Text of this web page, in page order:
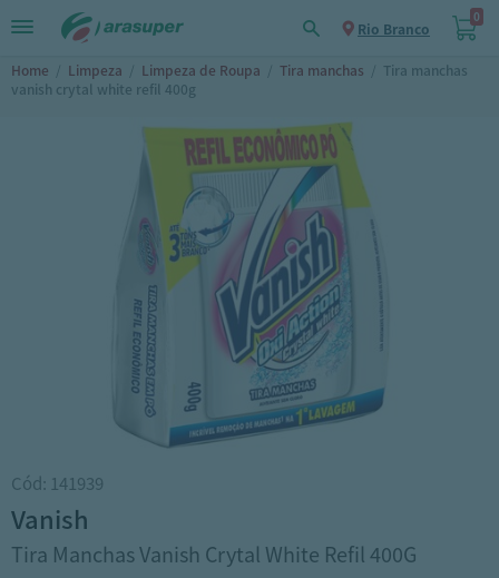
Rio Branco
0
Home / Limpeza / Limpeza de Roupa / Tira manchas / Tira manchas
vanish crytal white refil 400g
Cód: 141939
vanish
Tira Manchas Vanish Crytal White Refil 400G